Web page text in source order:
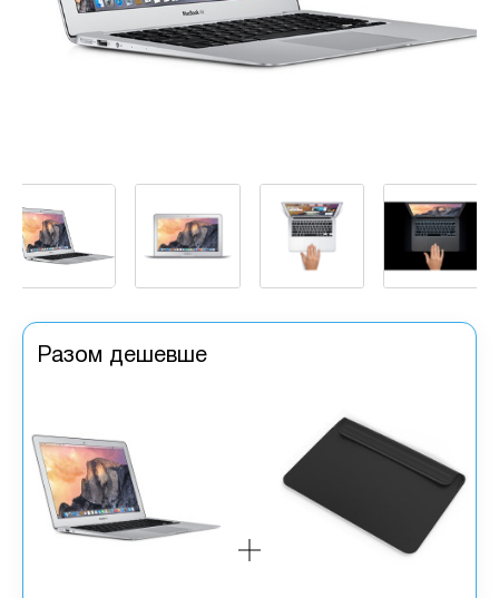
Разом дешевше